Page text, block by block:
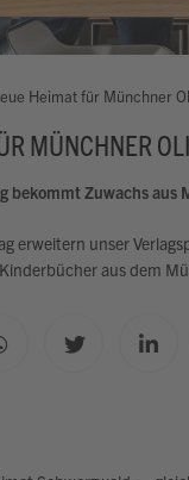
Heimat für Münchner
MÜNCHNER
bekommt Zuwachs aus
erweitern unser
aus dem